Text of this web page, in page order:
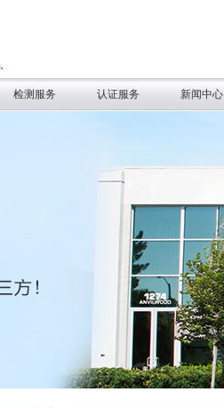
检测服务 认证服务 新闻中心